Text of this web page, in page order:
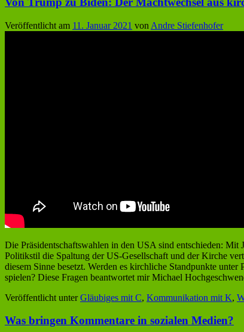
Veröffentlicht am 11. Januar 2021 von Andre Stiefenhofer
Die Präsidentschaftswahlen in den USA sind entschieden:
Politikstil die Spaltung der US-Gesellschaft und der Kirche
diesem Sinne besetzt. Werden es kirchliche Standpunkte
spielen? Diese Fragen beantwortet mir Michael
Veröffentlicht unter Gläubiges mit C, Kommunikation mit K,
Was bringen Kommentare in sozialen Medien?